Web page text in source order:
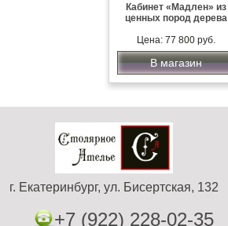
Кабинет «Мадлен» из
ценных пород дерева
Цена: 77 800 руб.
В магазин
г. Екатеринбург, ул. Бисертская, 132
+7 (922) 228-02-35